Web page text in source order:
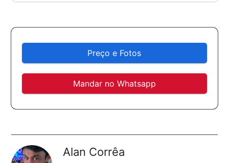
Preço e Fotos
Mandar no Whatsapp
Alan Corrêa